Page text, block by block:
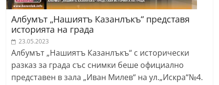
Албумът „Нашиятъ Казанлъкъ“ представя
историята на града
23.05.2023
Албумът „Нашиятъ Казанлъкъ“ с исторически
разказ за града със снимки беше официално
представен в зала „Иван Милев“ на ул.„Искра“№4.